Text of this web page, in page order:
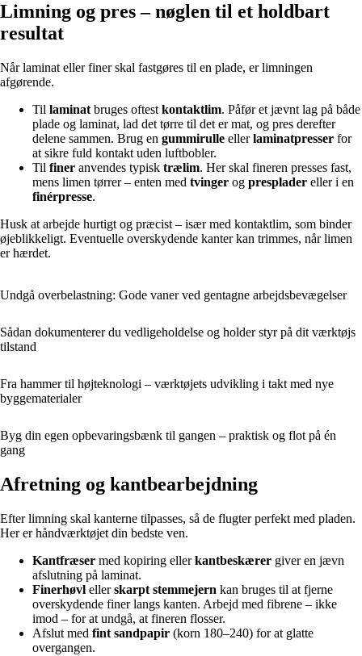
Limning og pres – nøglen til et holdbart
resultat
Når laminat eller finer skal fastgøres til en plade, er limningen
afgørende.
Til laminat bruges oftest kontaktlim. Påfør et jævnt lag på både
plade og laminat, lad det tørre til det er mat, og pres derefter
delene sammen. Brug en gummirulle ellerlaminatpresser for
at sikre fuld kontakt uden luftbobler.
Til finer anvendes typisk trælim. Her skal fineren presses fast,
mens limen tørrer – enten med tvinger og presplader eller i en
finérpresse.
Husk at arbejde hurtigt og præcist – især med kontaktlim, som binder
øjeblikkeligt. Eventuelle overskydende kanter kan trimmes, når limen
er hærdet.
Undgå overbelastning: Gode vaner ved gentagne arbejdsbevægelser
Sådan dokumenterer du vedligeholdelse og holder styr på dit værktøjs
tilstand
Fra hammer til højteknologi – værktøjets udvikling i takt med nye
byggematerialer
Byg din egen opbevaringsbænk til gangen – praktisk og flot på én
gang
Afretning og kantbearbejdning
Efter limning skal kanterne tilpasses, så de flugter perfekt med pladen.
Her er håndværktøjet din bedste ven.
Kantfræser med kopiring ellerkantbeskærer giver en jævn
afslutning på laminat.
Finerhøvl ellerskarpt stemmejern kan bruges til at fjerne
overskydende finer langs kanten. Arbejd med fibrene – ikke
imod – for at undgå, at fineren flosser.
Afslut med fint sandpapir (korn 180–240) for at glatte
overgangen.